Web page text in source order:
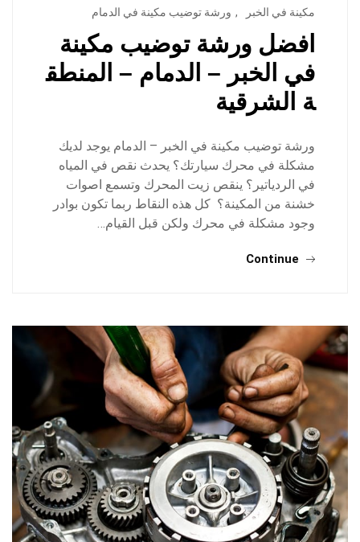
مكينة في الخبر
, ورشة توضيب مكينة في الدمام
افضل ورشة توضيب مكينة
في الخبر – الدمام – المنطق
ة الشرقية
ورشة توضيب مكينة في الخبر – الدمام يوجد لديك
مشكلة في محرك سيارتك؟ يحدث نقص في المياه
في الردياتير؟ ينقص زيت المحرك وتسمع اصوات
خشنة من المكينة؟ كل هذه النقاط ربما تكون بوادر
وجود مشكلة في محرك ولكن قبل القيام…
Continue